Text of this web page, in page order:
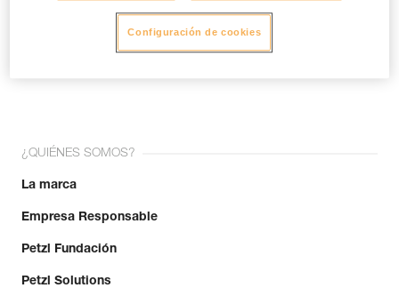
¡Únete a la comunidad!
¿QUIÉNES SOMOS?
La marca
Empresa Responsable
Petzl Fundación
Petzl Solutions
Configuración de cookies